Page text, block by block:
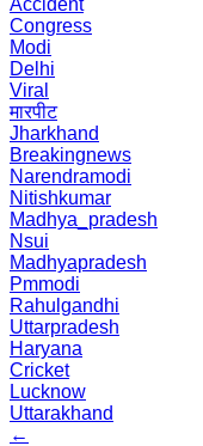
Accident
Congress
Modi
Delhi
Viral
मारपीट
Jharkhand
Breakingnews
Narendramodi
Nitishkumar
Madhya_pradesh
Nsui
Madhyapradesh
Pmmodi
Rahulgandhi
Uttarpradesh
Haryana
Cricket
Lucknow
Uttarakhand
←